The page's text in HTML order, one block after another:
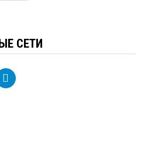
СЕТИ